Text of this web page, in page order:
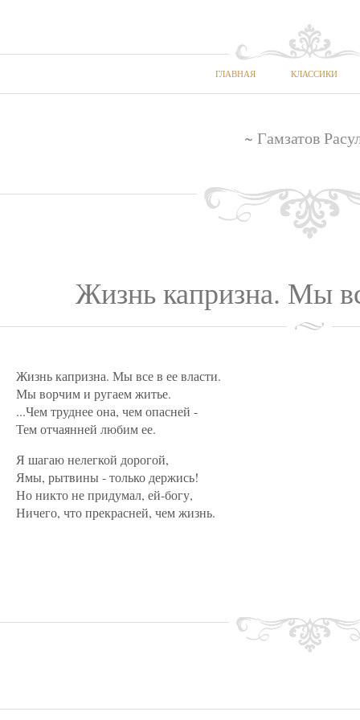
ГЛАВНАЯ КЛАССИКИ
~ Гамзатов
Жизнь капризна. Мы
Жизнь капризна. Мы все в ее власти.
Мы ворчим и ругаем житье.
...Чем труднее она, чем опасней -
Тем отчаянней любим ее.
Я шагаю нелегкой дорогой,
Ямы, рытвины - только держись!
Но никто не придумал, ей-богу,
Ничего, что прекрасней, чем жизнь.